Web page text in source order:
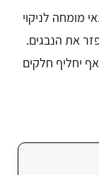
מומחה לניקוי
את הנבגים.
יחליף חלקים